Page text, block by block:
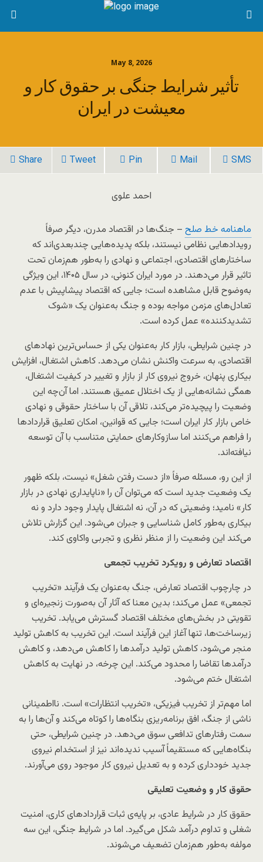
May 8, 2026
تأثیر شرایط جنگی بر حقوق کار و
معیشت در ایران
Share Tweet Pin Mail SMS
احمد علوی
ماهنامه خط صلح – جنگ‌ها در اقتصاد مدرن، دیگر صرفاً
رویدادهایی نظامی نیستند، بلکه پدیده‌هایی چندبعدی‌اند که
ساختارهای اقتصادی، اجتماعی و نهادی را به‌طور هم‌زمان تحت
تاثیر قرار می‌دهند. در مورد ایران کنونی، در سال ۱۴۰۵، این ویژگی
به‌وضوح قابل مشاهده است؛ جایی که اقتصاد پیشاپیش با عدم
تعادل‌های مزمن مواجه بوده و جنگ به‌عنوان یک «شوک
تشدیدکننده» عمل کرده است.
در چنین شرایطی، بازار کار به‌عنوان یکی از حساس‌ترین نهادهای
اقتصادی، به سرعت واکنش نشان می‌دهد. کاهش اشتغال، افزایش
بیکاری پنهان، خروج نیروی کار از بازار و تغییر در کیفیت اشتغال،
همگی نشانه‌هایی از یک اختلال عمیق هستند. اما آن‌چه این
وضعیت را پیچیده‌تر می‌کند، تلاقی آن با ساختار حقوقی و نهادی
خاص بازار کار ایران است؛ جایی که قوانین، امکان تعلیق قراردادها
را فراهم می‌کنند اما سازوکارهای حمایتی متناسب با آن توسعه
نیافته‌اند.
از این رو، مسئله صرفاً «از دست رفتن شغل» نیست، بلکه ظهور
یک وضعیت جدید است که می‌توان آن را «ناپایداری نهادی در بازار
کار» نامید؛ وضعیتی که در آن، نه اشتغال پایدار وجود دارد و نه
بیکاری به‌طور کامل شناسایی و جبران می‌شود. این گزارش تلاش
می‌کند این وضعیت را از منظر نظری و تجربی واکاوی کند.
اقتصاد تعارض و رویکرد تخریب تجمعی
در چارچوب اقتصاد تعارض، جنگ به‌عنوان یک فرآیند «تخریب
تجمعی» عمل می‌کند؛ بدین معنا که آثار آن به‌صورت زنجیره‌ای و
تقویتی در بخش‌های مختلف اقتصاد گسترش می‌یابد. تخریب
زیرساخت‌ها، تنها آغاز این فرآیند است. این تخریب به کاهش تولید
منجر می‌شود، کاهش تولید درآمدها را کاهش می‌دهد، و کاهش
درآمدها تقاضا را محدود می‌کند. این چرخه، در نهایت به کاهش
اشتغال ختم می‌شود.
اما مهم‌تر از تخریب فیزیکی، «تخریب انتظارات» است. نااطمینانی
ناشی از جنگ، افق برنامه‌ریزی بنگاه‌ها را کوتاه می‌کند و آن‌ها را به
سمت رفتارهای تدافعی سوق می‌دهد. در چنین شرایطی، حتی
بنگاه‌هایی که مستقیماً آسیب ندیده‌اند نیز از استخدام نیروی
جدید خودداری کرده و به تعدیل نیروی کار موجود روی می‌آورند.
حقوق کار و وضعیت تعلیقی
حقوق کار در شرایط عادی، بر پایه‌ی ثبات قراردادهای کاری، امنیت
شغلی و تداوم درآمد شکل می‌گیرد. اما در شرایط جنگی، این سه
مولفه به‌طور هم‌زمان تضعیف می‌شوند.